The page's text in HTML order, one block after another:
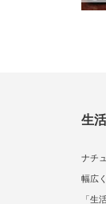
生
ナチ
幅広
「生